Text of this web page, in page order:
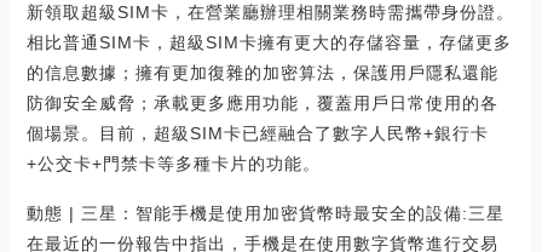
新領取超級SIM卡，在營業廳辦理相關業務時需攜帶身份證。
相比普通SIM卡，超級SIM卡擁有更大的存儲容量，存儲更多
的信息數據；擁有更加復雜的加密算法，保護用戶隱私還能
防御安全威脅；承載更多應用功能，覆蓋用戶日常使用的各
個場景。目前，超級SIM卡已經融合了數字人民幣+銀行卡
+公交卡+門禁卡等多種卡片的功能。
動態 | 三星：智能手機是使用加密貨幣時最安全的設備:三星
在最近的一份報告中指出，手機是在使用數字貨幣進行交易